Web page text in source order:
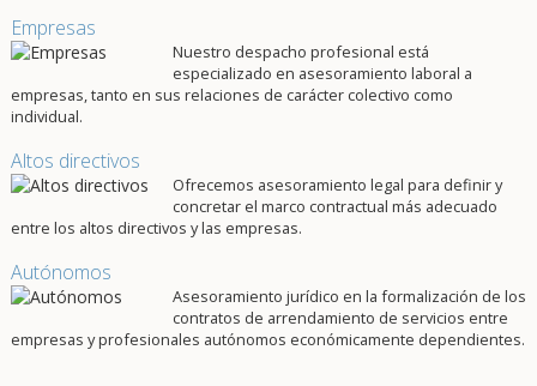
Empresas
Nuestro despacho profesional está
especializado en asesoramiento laboral a
empresas, tanto en sus relaciones de carácter colectivo como
individual.
Altos directivos
Ofrecemos asesoramiento legal para definir y
concretar el marco contractual más adecuado
entre los altos directivos y las empresas.
Autónomos
Asesoramiento jurídico en la formalización de los
contratos de arrendamiento de servicios entre
empresas y profesionales autónomos económicamente dependientes.